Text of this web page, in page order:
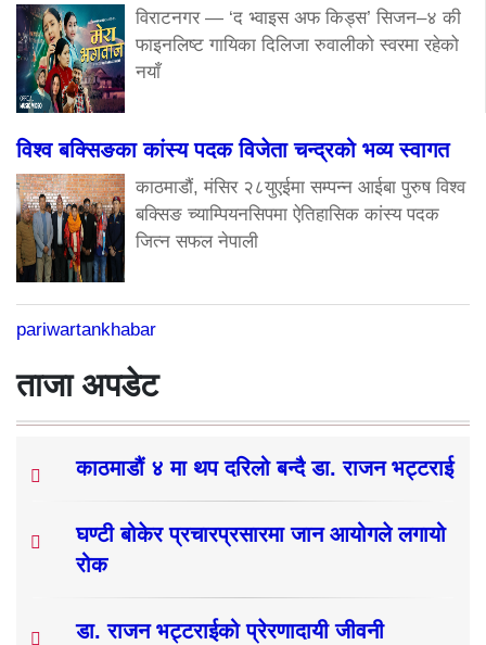
विराटनगर — ‘द भ्वाइस अफ किड्स’ सिजन–४ की
फाइनलिष्ट गायिका दिलिजा रुवालीको स्वरमा रहेको
नयाँ
विश्व बक्सिङका कांस्य पदक विजेता चन्द्रको भव्य स्वागत
काठमाडौं, मंसिर २८युएईमा सम्पन्न आईबा पुरुष विश्व
बक्सिङ च्याम्पियनसिपमा ऐतिहासिक कांस्य पदक
जित्न सफल नेपाली
pariwartankhabar
ताजा अपडेट
काठमाडौं ४ मा थप दरिलो बन्दै डा. राजन भट्टराई
घण्टी बोकेर प्रचारप्रसारमा जान आयोगले लगायो
रोक
डा. राजन भट्टराईको प्रेरणादायी जीवनी